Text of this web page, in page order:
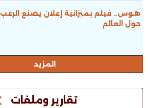
هـوس.. فيلم بميزانية إعلان يصنع الرعب
حول العالم
المزيد
تقارير وملفات